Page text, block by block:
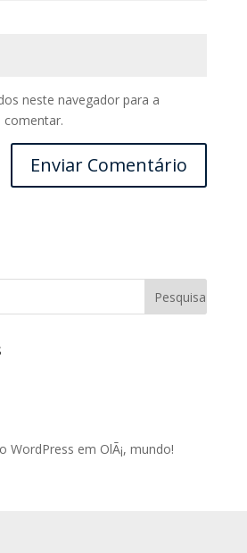
neste navegador para a
comentar.
WordPress em OlÃ¡, mundo!